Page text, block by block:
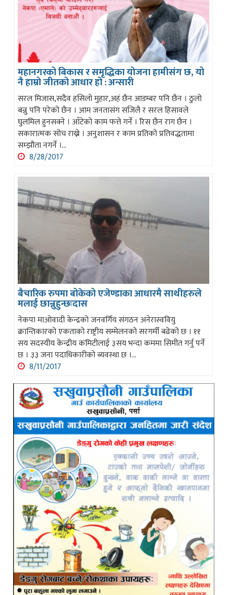
महानगरको बिकास र समृद्धिका योजना हामीसंग छ, यो
नै हाम्रो जीतको आधार हो : अन्सारी
सरल मिजास,सदैव हसिलो मुहार,अहं छैन आडम्बर पनि छैन । ठुलो
बन्नु पनि परेको छैन । आम जनतासंग सजिलै र सरल हिसावले
घुलमिल हुनसक्ने । आँटेको काम फत्ते गर्ने । रिस छैन राग छैन ।
सकारात्मक सोच राख्ने । अनुशासन र काम प्रतिको प्रतिवद्धतामा
सम्झौता नगर्ने ।...
8/28/2017
बैचारिक रुपमा बोकेको एजेण्डाका आधारमै साथीहरुले
मलाई छान्नुहुन्छःदास
नेकपा माओवादी केन्द्रको जनवर्गिय संगठन अनेरास्ववियु
क्रान्तिकारको एकताको राष्ट्रीय सम्मेलनको सरगर्मी बढेको छ । ११
सय सदस्यीय केन्द्रीय कमिटीलाई ३सय भन्दा कममा सिमीत गर्नु पर्ने
छ । ३३ जना पदाधिकारीको ब्यवस्था छ ।...
8/11/2017